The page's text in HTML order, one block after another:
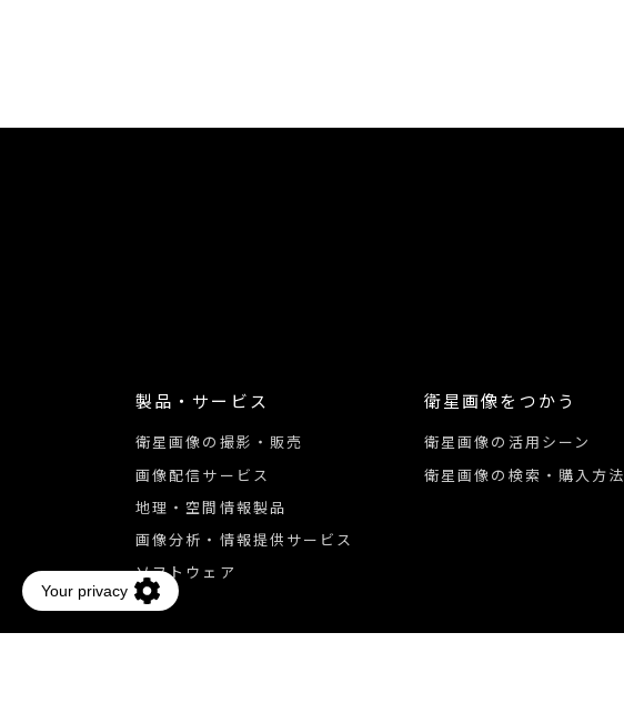
製品・サービス
衛星画像の撮影・販売
画像配信サービス
地理・空間情報製品
画像分析・情報提供サービス
ソフトウェア
衛星画像をつかう
衛星画像の活用シーン
衛星画像の検索・購入方法